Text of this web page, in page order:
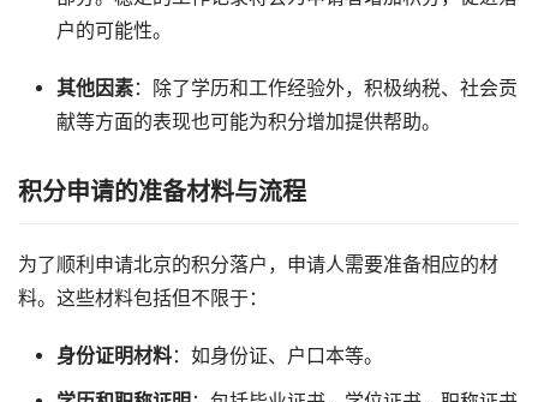
户的可能性。
其他因素：除了学历和工作经验外，积极纳税、社会贡
献等方面的表现也可能为积分增加提供帮助。
积分申请的准备材料与流程
为了顺利申请北京的积分落户，申请人需要准备相应的材
料。这些材料包括但不限于：
身份证明材料：如身份证、户口本等。